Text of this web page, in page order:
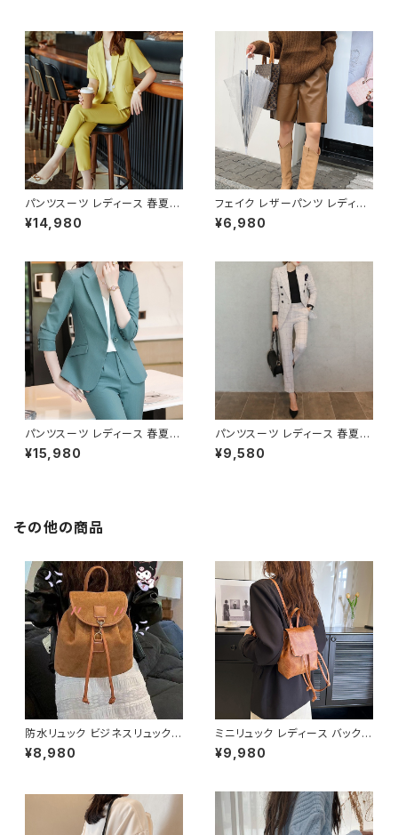
ロング パンツスーツ オフィス ロ
ングパンツ クロップド丈 OL オ
フィスカジュアル 結婚式 パーテ
ィー 卒業式 入学式 卒園式 入
園式 お呼ばれ ベージュ ライト
グリーン イエローベージュ ダ
ークグレー 10代 20代 30代 4
0代 C-WAW1054
ロング パンツスーツ ロングパン
ツ ペプラム フリル ペプラムジャ
ケット レディーススーツ 大きい
サイズ 変形デザイン クロップド
丈 オフィス OL オフィスカジュ
アル ビジネス 結婚式 パーティ
ー お呼ばれ レッド ボルドー ブ
ラック 10代 20代 30代 40代
C-WAW1034
パンツスーツ レディース 春夏
秋冬 春 夏 秋 冬 黒 スーツ 上
下セット 2点セット ジャケット ロ
ケット セットアップ タイト ロング
パンツスーツ オフィス ロングパ
ンツ ロング丈 クロップド丈 OL
オフィスカジュアル 結婚式 パー
ティー 卒業式 入学式 卒園式 入
園式 お呼ばれ イエロー ネイビ
ー ブラック 10代 20代 30代 4
0代 C-WAW1062
¥14,980
フェイク レザーパンツ レディー
ス 春夏 秋冬 春 夏 秋 冬 黒 ボ
トムス パンツ ハーフパンツ 5分
プル ストレート 美脚 脚長効果
きれいめ ショート丈 大人 ブラッ
ク カーキ キャメル 韓国ファッシ
ョン 通勤 OL カジュアル オフィ
スカジュアル ウエストゴム オフ
ィス OL S M L XL ズボン C-P
¥6,980
パンツスーツ レディース 春夏
秋冬 春 夏 秋 冬 黒 スーツ 上
下セット 2点セット ジャケット ロ
ップド丈 OL オフィスカジュアル
ージュ ピンク グリーン ブラック
10代 20代 30代 40代 C-WA
W1055
¥15,980
パンツスーツ レディース 春夏
秋冬 春 夏 秋 冬 スーツ チェッ
ク柄 上下セット 2点セット ジャ
¥9,580
その他の商品
防水リュック ビジネスリュック
メンズ レディース バックパック
PCリュック 大容量リュック 防水
シンプルバッグ ブラック グレー
¥8,980
ミニリュック レディース バックパ
ック 巾着リュック レザー調 小さ
め コンパクト 軽量 カジュアル
シンプル ブラック ダークブラウ
ン ブラウン ワンサイズ K-B026
¥9,980